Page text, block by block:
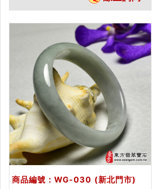
商品編號：WG-030 (新北門市)